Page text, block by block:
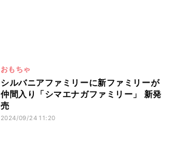
おもちゃ
シルバニアファミリーに新ファミリーが
仲間入り「シマエナガファミリー」 新発
売
2024/09/24 11:20